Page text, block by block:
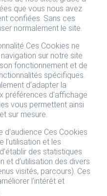
que vous nous avez
confiées. Sans ces
normalement le site.
Ces Cookies ne
sur notre site
fonctionnement et de
spécifiques.
d’adapter la
préférences d’affichage
vous permettent ainsi
sur mesure.
d’audience Ces Cookies
l’utilisation et les
des statistiques
et d’utilisation des divers
visités, parcours). Ces
l’intérêt et